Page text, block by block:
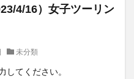
4/16）女子ツーリン
未分類
してください。
グ
ランチ
ワンピース